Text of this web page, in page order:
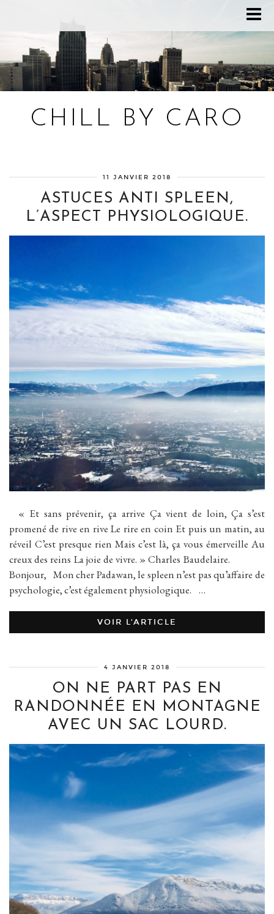
CHILL BY CARO
11 JANVIER 2018
ASTUCES ANTI SPLEEN,
L’ASPECT PHYSIOLOGIQUE.
« Et sans prévenir, ça arrive Ça vient de loin, Ça s’est
promené de rive en rive Le rire en coin Et puis un matin, au
réveil C’est presque rien Mais c’est là, ça vous émerveille Au
creux des reins La joie de vivre. » Charles Baudelaire.
Bonjour, Mon cher Padawan, le spleen n’est pas qu’affaire de
psychologie, c’est également physiologique. …
VOIR L’ARTICLE
4 JANVIER 2018
ON NE PART PAS EN
RANDONNÉE EN MONTAGNE
AVEC UN SAC LOURD.